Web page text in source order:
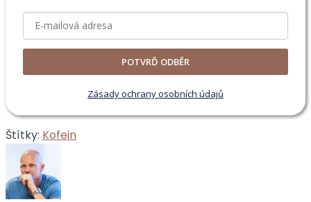
POTVRĎ ODBĚR
Zásady ochrany osobních údajů
Štítky: Kofein